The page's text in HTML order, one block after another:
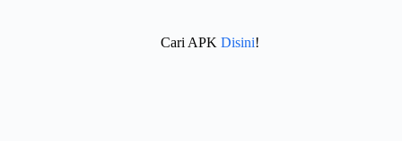
Cari APK Disini!